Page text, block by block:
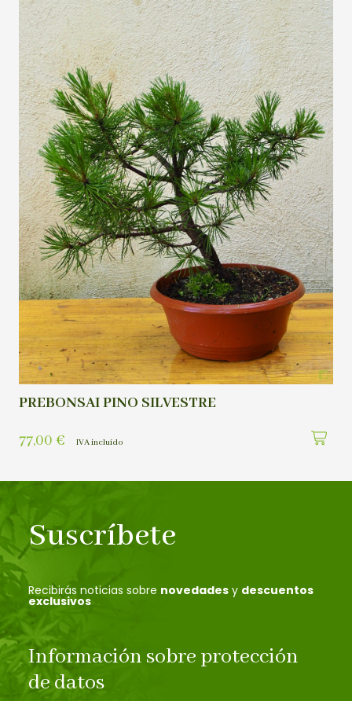
PREBONSAI PINO SILVESTRE
77,00 € IVA incluído
Suscríbete
Recibirás noticias sobre novedades y descuentos
exclusivos
Información sobre protección
de datos